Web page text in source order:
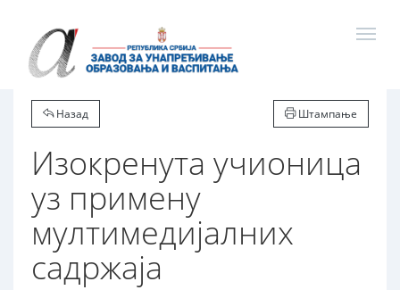
Назад Штампање
Изокренута учионица
уз примену
мултимедијалних
садржаја